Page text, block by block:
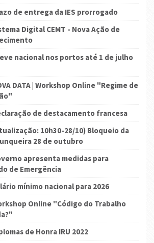
de entrega da IES prorrogado
Digital CEMT - Nova Ação de
nacional nos portos até 1 de julho
DATA | Workshop Online "Regime de
de destacamento francesa
10h30-28/10) Bloqueio da
28 de outubro
apresenta medidas para
de Emergência
mínimo nacional para 2026
Online "Código do Trabalho
de Honra IRU 2022